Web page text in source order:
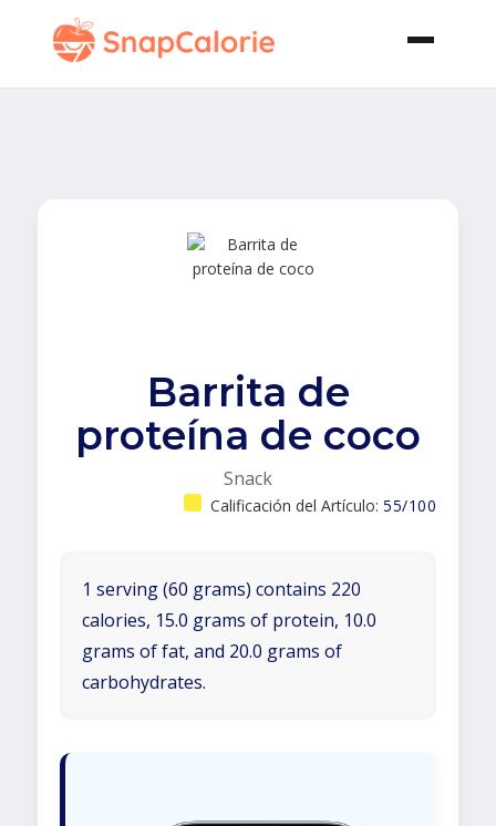
Barrita de
proteína de coco
Snack
Calificación del Artículo: 55/100
1 serving (60 grams) contains 220
calories, 15.0 grams of protein, 10.0
grams of fat, and 20.0 grams of
carbohydrates.